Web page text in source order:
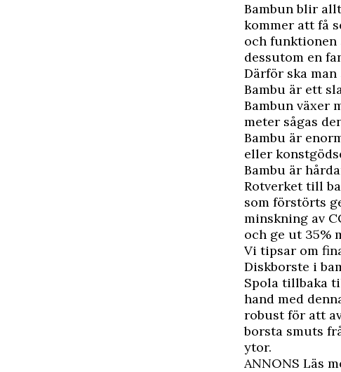
Bambun blir
kommer att få
och funktionen
dessutom en
Därför ska man
Bambu är ett
Bambun växer
meter sågas
Bambu är
eller
Bambu är
Rotverket till
som förstörts
minskning av
och ge ut 35%
Vi tipsar om
Diskborste i
Spola tillbaka
hand med
robust för att
borsta smuts
ytor.
ANNONS Läs